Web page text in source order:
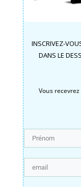
INSCRIVEZ-
DANS LE
Vous